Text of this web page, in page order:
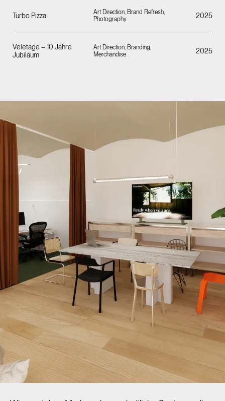
Turbo Pizza
Art Direction, Brand Refresh,
Photography
2025
Veletage – 10 Jahre
Jubiläum
Art Direction, Branding,
Merchandise
2025